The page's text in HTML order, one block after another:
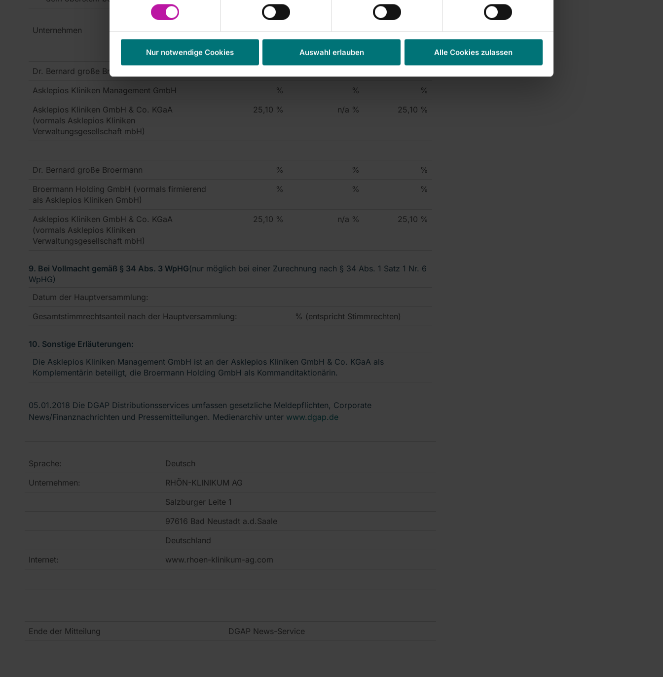
Nur notwendige Cookies Auswahl erlauben Alle Cookies zulassen
Unternehmen
Stimmrechte in %,
wenn 3% oder
Instrumente in %,
wenn 5% oder
höher
Summe in %,
wenn 5% oder
Dr. Bernard große Broermann
Asklepios Kliniken Management GmbH
% %
%
Asklepios Kliniken GmbH & Co. KGaA
(vormals Asklepios Kliniken
Verwaltungsgesellschaft mbH)
25,10 % n/a % 25,10 %
Dr. Bernard große Broermann % %
%
Broermann Holding GmbH (vormals firmierend
als Asklepios Kliniken GmbH)
% % %
Asklepios Kliniken GmbH & Co. KGaA
(vormals Asklepios Kliniken
Verwaltungsgesellschaft mbH)
25,10 % n/a % 25,10 %
9. Bei Vollmacht gemäß § 34 Abs. 3 WpHG(nur möglich bei einer Zurechnung nach § 34 Abs. 1 Satz 1 Nr. 6
WpHG)
Datum der Hauptversammlung:
Gesamtstimmrechtsanteil nach der Hauptversammlung:
% (entspricht Stimmrechten)
10. Sonstige Erläuterungen:
Die Asklepios Kliniken Management GmbH ist an der Asklepios Kliniken GmbH & Co. KGaA als
Komplementärin beteiligt, die Broermann Holding GmbH als Kommanditaktionärin.
05.01.2018 Die DGAP Distributionsservices umfassen gesetzliche Meldepflichten, Corporate
News/Finanznachrichten und Pressemitteilungen. Medienarchiv unter www.dgap.de
Sprache:
Deutsch
Unternehmen:
RHÖN-KLINIKUM AG
Salzburger Leite 1
97616 Bad Neustadt a.d.Saale
Deutschland
Internet:
www.rhoen-klinikum-ag.com
Ende der Mitteilung DGAP News-Service